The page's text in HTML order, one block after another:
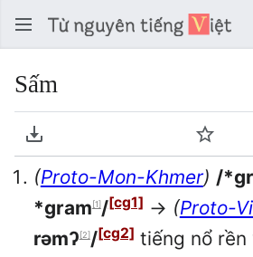
Sấm
Tải về PDF Theo
(Proto-Mon-Khmer) /
*gram [1]/[cg1] → (Proto-
rǝmʔ [2]/[cg2] tiếng nổ rền